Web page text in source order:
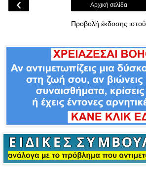
‹ Αρχική σελίδα
Προβολή έκδοσης ιστού